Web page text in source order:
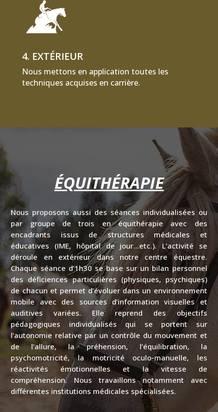
4. EXTÉRIEUR
Nous mettons en application toutes les
techniques acquises en carrière.
ÉQUITHÉRAPIE
Nous proposons aussi des séances individualisées ou
par groupe de trois en équithérapie avec des
encadrants issus de structures médicales et
éducatives (IME, hôpital de jour…etc.). L’activité se
déroule en extérieur dans notre centre équestre.
Chaque séance d’1h30 se base sur un bilan personnel
des déficiences particulières (physiques, psychiques)
de chacun et permet d’évoluer dans un environnement
mobile avec des sources d’information visuelles et
auditives variées. Elle reprend des objectifs
pédagogiques individualisés qui se portent sur
l’autonomie relative par un contrôle du mouvement et
de l’allure, la préhension, l’équilibration, la
psychomotricité, la motricité oculo-manuelle, les
réactivités émotionnelles et la vitesse de
compréhension. Nous travaillons notamment avec
différentes institutions médicales spécialisées.